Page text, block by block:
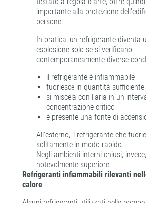
importante alla protezione
persone.
In pratica, un refrigerante diventa
esplosione solo se si verificano
contemporaneamente diverse
il refrigerante è infiammabile
fuoriesce in quantità sufficiente
si miscela con l'aria in un
concentrazione critico
è presente una fonte di
All'esterno, il refrigerante che
solitamente in modo rapido.
Negli ambienti interni chiusi,
notevolmente superiore.
Refrigeranti infiammabili rilevanti
calore